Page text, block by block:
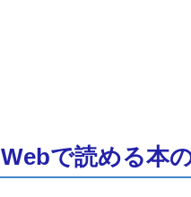
Webで読める本